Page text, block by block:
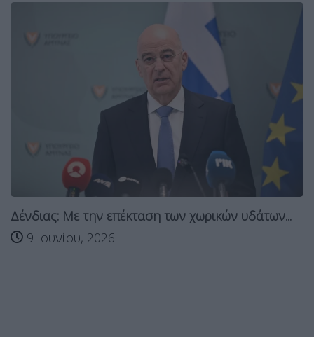
Δένδιας: Με την επέκταση των χωρικών υδάτων...
9 Ιουνίου, 2026